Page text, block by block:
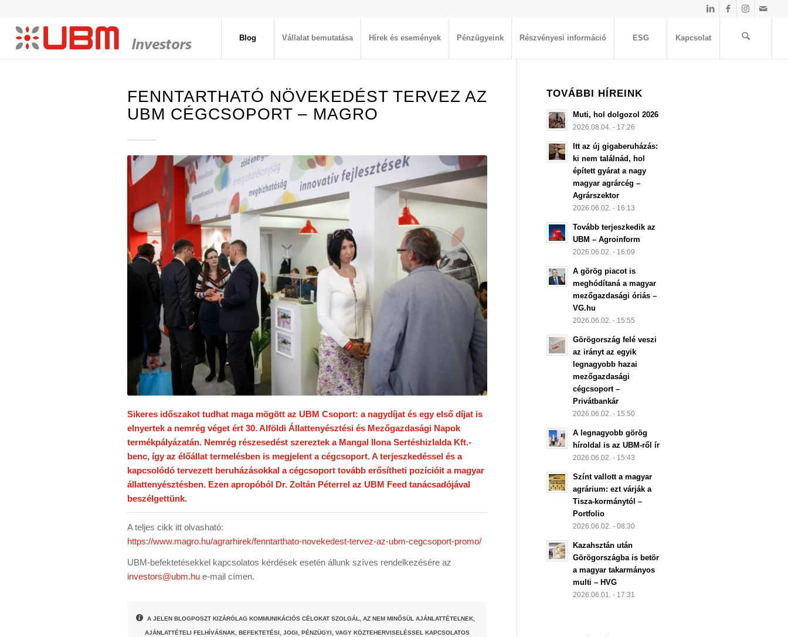
Blog Vállalat bemutatása Hírek és események Pénzügyeink Részvényesi információ ESG Kapcsolat
FENNTARTHATÓ NÖVEKEDÉST TERVEZ AZ
UBM CÉGCSOPORT – MAGRO
Sikeres időszakot tudhat maga mögött az UBM Csoport: a nagydíjat és egy első díjat is
elnyertek a nemrég véget ért 30. Alföldi Állattenyésztési és Mezőgazdasági Napok
termékpályázatán. Nemrég részesedést szereztek a Mangal Ilona Sertéshizlalda Kft.-
benc, így az élőállat termelésben is megjelent a cégcsoport. A terjeszkedéssel és a
kapcsolódó tervezett beruházásokkal a cégcsoport tovább erősítheti pozícióit a magyar
állattenyésztésben. Ezen apropóból Dr. Zoltán Péterrel az UBM Feed tanácsadójával
beszélgettünk.
A teljes cikk itt olvasható:
https://www.magro.hu/agrarhirek/fenntarthato-novekedest-tervez-az-ubm-cegcsoport-promo/
UBM-befektetésekkel kapcsolatos kérdések esetén állunk szíves rendelkezésére az
investors@ubm.hu e-mail címen.
A JELEN BLOGPOSZT KIZÁRÓLAG KOMMUNIKÁCIÓS CÉLOKAT SZOLGÁL, AZ NEM MINŐSÜL AJÁNLATTÉTELNEK,
AJÁNLATTÉTELI FELHÍVÁSNAK, BEFEKTETÉSI, JOGI, PÉNZÜGYI, VAGY KÖZTEHERVISELÉSSEL KAPCSOLATOS
TOVÁBBI HÍREINK
Muti, hol dolgozol 2026
2026.08.04. - 17:26
Itt az új gigaberuházás:
ki nem találnád, hol
épített gyárat a nagy
magyar agrárcég –
Agrárszektor
2026.06.02. - 16:13
Tovább terjeszkedik az
UBM – Agroinform
2026.06.02. - 16:09
A görög piacot is
meghódítaná a magyar
mezőgazdasági óriás –
VG.hu
2026.06.02. - 15:55
Görögország felé veszi
az irányt az egyik
legnagyobb hazai
mezőgazdasági
cégcsoport –
Privátbankár
2026.06.02. - 15:50
A legnagyobb görög
híroldal is az UBM-ről ír
2026.06.02. - 15:43
Színt vallott a magyar
agrárium: ezt várják a
Tisza-kormánytól –
Portfolio
2026.06.02. - 08:30
Kazahsztán után
Görögországba is betör
a magyar takarmányos
multi – HVG
2026.06.01. - 17:31